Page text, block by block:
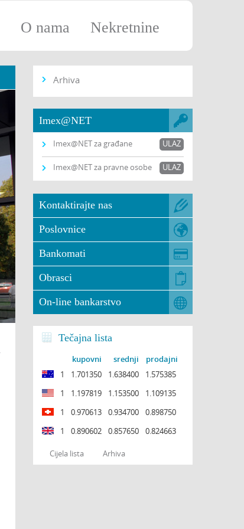
O nama Nekretnine
Arhiva
Imex@NET
Imex@NET za građane ULAZ
Imex@NET za pravne osobe ULAZ
Kontaktirajte nas
Poslovnice
Bankomati
Obrasci
On-line bankarstvo
Tečajna lista
kupovni srednji
prodajni
1
1.701350 1.638400
1.575385
1
1.197819 1.153500
1.109135
1
0.970613 0.934700
0.898750
1
0.890602 0.857650 0.824663
Cijela lista Arhiva